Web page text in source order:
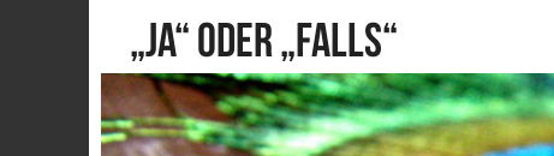
„Ja“ oder „Falls“